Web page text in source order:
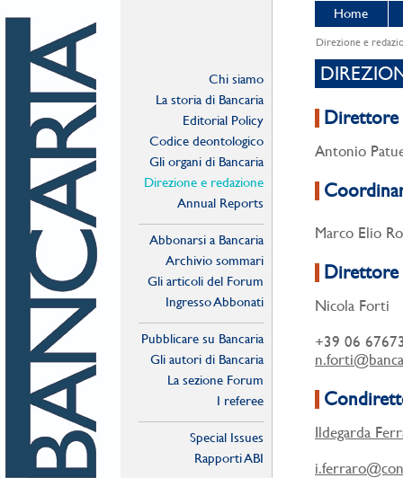
Chi siamo
La storia di Bancaria
Editorial Policy
Codice deontologico
Gli organi di Bancaria
Direzione e redazione
Annual Reports
Abbonarsi a Bancaria
Archivio sommari
Gli articoli del Forum
Ingresso Abbonati
Pubblicare su Bancaria
Gli autori di Bancaria
La sezione Forum
I referee
Special Issues
Rapporti ABI
Home
Direzione e
Direttore
Antonio
Marco Elio
Direttore
Nicola Forti
+39 06
Ildegarda